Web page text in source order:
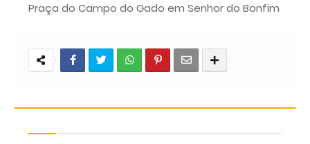
Praça do Campo do Gado em Senhor do Bonfim